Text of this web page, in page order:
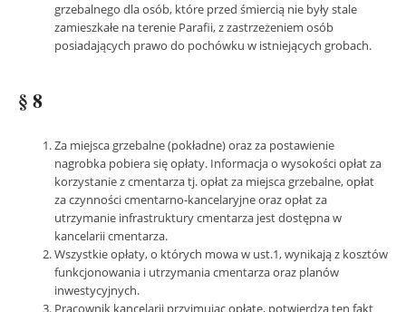
grzebalnego dla osób, które przed śmiercią nie były stale
zamieszkałe na terenie Parafii, z zastrzeżeniem osób
posiadających prawo do pochówku w istniejących grobach.
§ 8
Za miejsca grzebalne (pokładne) oraz za postawienie
nagrobka pobiera się opłaty. Informacja o wysokości opłat za
korzystanie z cmentarza tj. opłat za miejsca grzebalne, opłat
za czynności cmentarno-kancelaryjne oraz opłat za
utrzymanie infrastruktury cmentarza jest dostępna w
kancelarii cmentarza.
Wszystkie opłaty, o których mowa w ust.1, wynikają z kosztów
funkcjonowania i utrzymania cmentarza oraz planów
inwestycyjnych.
Pracownik kancelarii przyjmując opłatę, potwierdza ten fakt